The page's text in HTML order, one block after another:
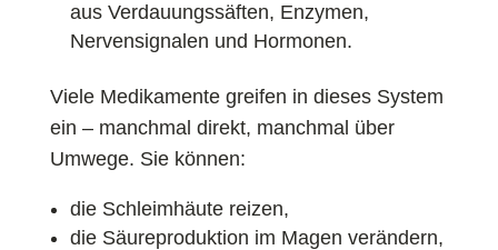
aus Verdauungssäften, Enzymen,
Nervensignalen und Hormonen.
Viele Medikamente greifen in dieses System
ein – manchmal direkt, manchmal über
Umwege. Sie können:
die Schleimhäute reizen,
die Säureproduktion im Magen verändern,